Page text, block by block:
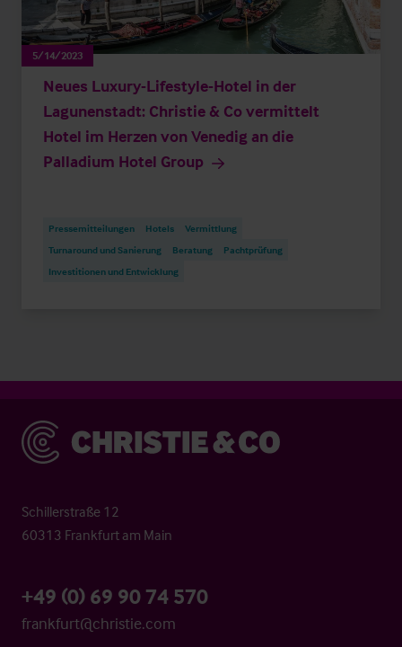
5/14/2023
Neues Luxury-Lifestyle-Hotel in der
Lagunenstadt: Christie & Co vermittelt
Hotel im Herzen von Venedig an die
Palladium Hotel Group
Pressemitteilungen Hotels
Vermittlung
Turnaround und Sanierung
Beratung
Pachtprüfung
Investitionen und Entwicklung
Christie & Co
Schillerstraße 12
60313 Frankfurt am Main
+49 (0) 69 90 74 570
frankfurt@christie.com